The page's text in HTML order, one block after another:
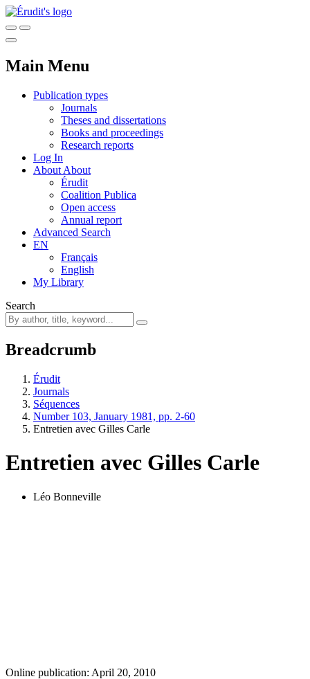
Main Menu
Publication types
Journals
Theses and dissertations
Books and proceedings
Research reports
Log In
About About
Érudit
Coalition Publica
Open access
Annual report
Advanced Search
EN
Français
English
My Library
Search
Breadcrumb
Érudit
Journals
Séquences
Number 103, January 1981, pp. 2-60
Entretien avec Gilles Carle
Entretien avec Gilles Carle
Léo Bonneville
Online publication: April 20, 2010